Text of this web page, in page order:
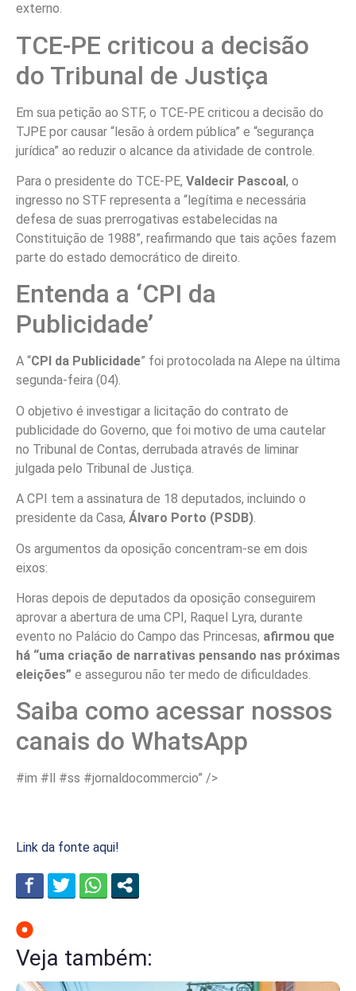
externo.
TCE-PE criticou a decisão
do Tribunal de Justiça
Em sua petição ao STF, o TCE-PE criticou a decisão do
TJPE por causar “lesão à ordem pública” e “segurança
jurídica” ao reduzir o alcance da atividade de controle.
Para o presidente do TCE-PE, Valdecir Pascoal, o
ingresso no STF representa a “legítima e necessária
defesa de suas prerrogativas estabelecidas na
Constituição de 1988”, reafirmando que tais ações fazem
parte do estado democrático de direito.
Entenda a ‘CPI da
Publicidade’
A “CPI da Publicidade” foi protocolada na Alepe na última
segunda-feira (04).
O objetivo é investigar a licitação do contrato de
publicidade do Governo, que foi motivo de uma cautelar
no Tribunal de Contas, derrubada através de liminar
julgada pelo Tribunal de Justiça
A CPI tem a assinatura de 18 deputados, incluindo o
presidente da Casa, Álvaro Porto (PSDB).
Os argumentos da oposição concentram-se em dois
eixos:
Horas depois de deputados da oposição conseguirem
aprovar a abertura de uma CPI, Raquel Lyra, durante
evento no Palácio do Campo das Princesas, afirmou que
há “uma criação de narrativas pensando nas próximas
eleições” e assegurou não ter medo de dificuldades.
Saiba como acessar nossos
canais do WhatsApp
#im #ll #ss #jornaldocommercio” />
Link da fonte aqui!
Veja também: